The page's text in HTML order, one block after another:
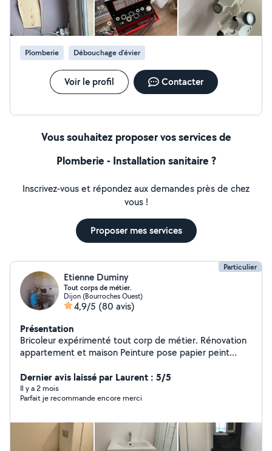
Horaires : 08:00 - 22:00 Au plaisir je vous rendrai
service
Plomberie Débouchage d'évier
Voir le profil Contacter
Vous souhaitez proposer vos services de
Plomberie - Installation sanitaire ?
Inscrivez-vous et répondez aux demandes près de chez
vous !
Proposer mes services
Particulier
Etienne Duminy
Tout corps de métier.
Dijon (Bourroches Ouest)
4,9/5 (80 avis)
Présentation
Bricoleur expérimenté tout corp de métier. Rénovation
appartement et maison Peinture pose papier peint
pose de cuisine montage de meuble pose de
luminaires.
Dernier avis laissé par Laurent : 5/5
Il y a 2 mois
Parfait je recommande encore merci